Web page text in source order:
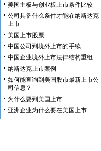
美国主板与创业板上市条件比较
公司具备什么条件才能在纳斯达克
上市
美国上市股票
中国公司到境外上市的手续
中国企业境外上市法律结构重组
纳斯达克上市案例
如何能查询到美国股市最新上市公
司信息？
为什么要到美国上市
亚洲企业为什么要在美国上市